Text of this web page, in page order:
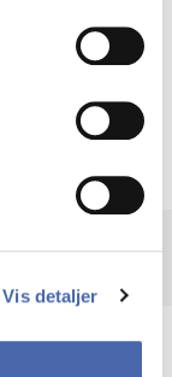
Vis detaljer